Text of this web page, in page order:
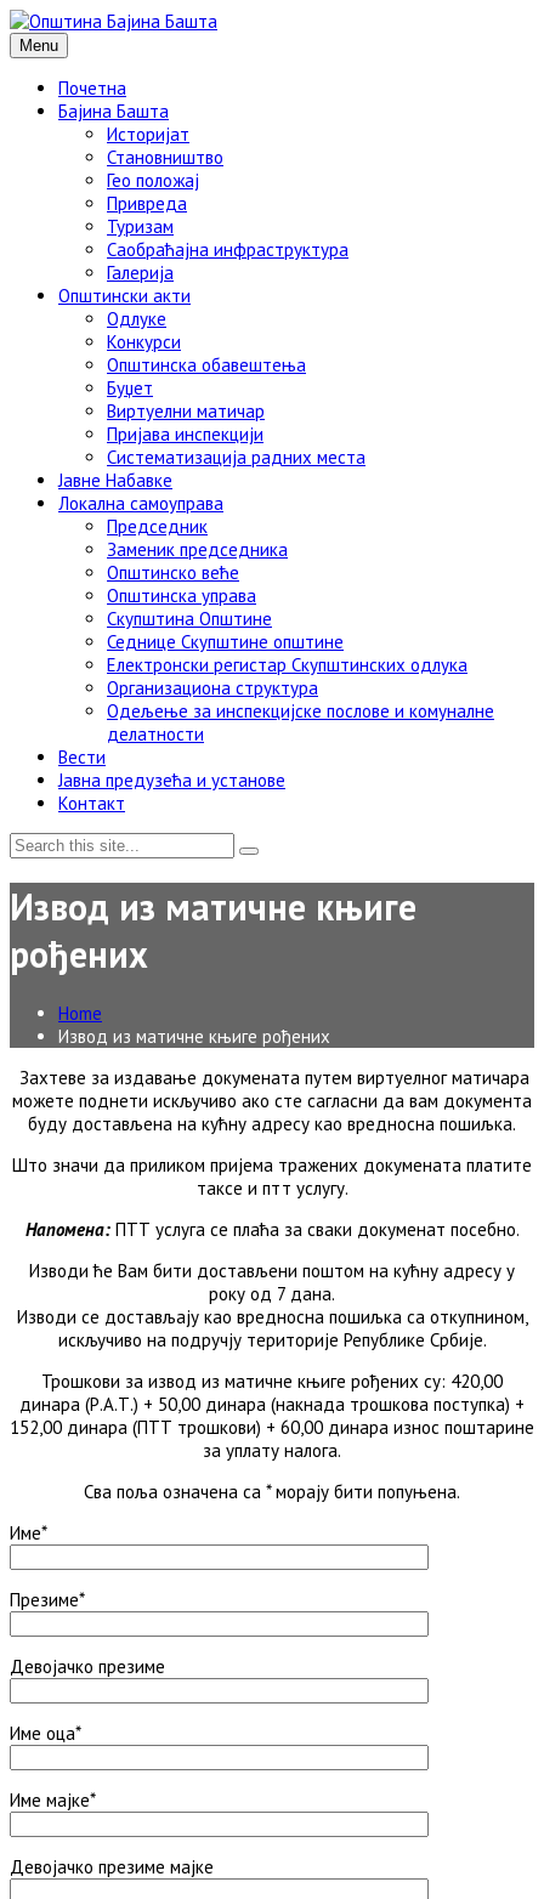
Menu
Почетна
Бајина Башта
Историјат
Становништво
Гео положај
Привреда
Туризам
Саобраћајна инфраструктура
Галерија
Општински акти
Одлуке
Конкурси
Општинска обавештења
Буџет
Виртуелни матичар
Пријава инспекцији
Систематизација радних места
Јавне Набавке
Локална самоуправа
Председник
Заменик председника
Општинско веће
Општинска управа
Скупштина Општине
Седнице Скупштине општине
Електронски регистар Скупштинских одлука
Организациона структура
Одељење за инспекцијске послове и комуналне
делатности
Вести
Јавна предузећа и установе
Контакт
Извод из матичне књиге
рођених
Home
Извод из матичне књиге рођених
Захтеве за издавање докумената путем виртуелног матичара
можете поднети искључиво ако сте сагласни да вам документа
буду достављена на кућну адресу као вредносна пошиљка.
Што значи да приликом пријема тражених докумената платите
таксе и птт услугу.
Напомена:ПТТ услуга се плаћа за сваки докуменат посебно.
Изводи ће Вам бити достављени поштом на кућну адресу у
року од 7 дана.
Изводи се достављају као вредносна пошиљка са откупнином,
искључиво на подручју територије Републике Србије.
Трошкови за извод из матичне књиге рођених су: 420,00
динара (Р.А.Т.) + 50,00 динара (накнада трошкова поступка) +
152,00 динара (ПТТ трошкови) + 60,00 динара износ поштарине
за уплату налога.
Сва поља означена са * морају бити попуњена.
Име*
Презиме*
Девојачко презиме
Име оца*
Име мајке*
Девојачко презиме мајке